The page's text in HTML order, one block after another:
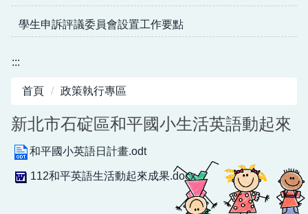
學生申訴評議委員會設置工作要點
:::
首頁 政策執行專區
新北市石碇區和平國小生活英語動起來
和平國小英語日計畫.odt
112和平英語生活動起來成果.docx